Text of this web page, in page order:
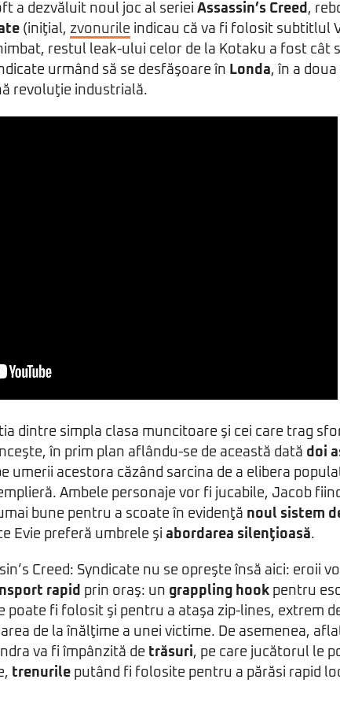
a dezvăluit noul joc al seriei Assassin’s Creed ,
(iniţial, zvonurile indicau că va fi folosit subtitlul
restul leak-ului celor de la Kotaku a fost cât
urmând să se desfăşoare în Londa, în a
revoluţie industrială.
dintre simpla clasa muncitoare şi cei care trag
în prim plan aflându-se de această dată doi
umerii acestora căzând sarcina de a elibera
Ambele personaje vor fi jucabile, Jacob
bune pentru a scoate în evidenţă noul sistem
Evie preferă umbrele şi abordarea silenţioasă.
Creed: Syndicate nu se opreşte însă aici: eroii
rapid prin oraş: un grappling hook pentru
poate fi folosit şi pentru a ataşa zip-lines, extrem
de la înălţime a unei victime. De asemenea,
va fi împânzită de trăsuri, pe care jucătorul le
trenurile putând fi folosite pentru a părăsi rapid